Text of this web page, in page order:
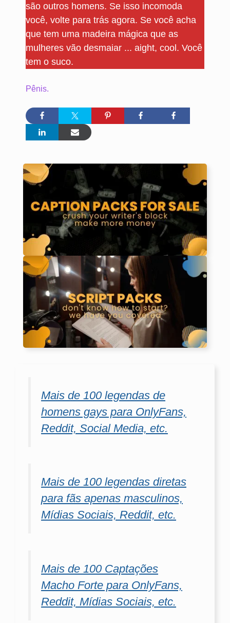
são outros homens. Se isso incomoda
você, volte para trás agora. Se você acha
que tem uma madeira mágica que as
mulheres vão desmaiar ... aight, cool. Você
tem o suco.
Pênis.
Mais de 100 legendas de
homens gays para OnlyFans,
Reddit, Social Media, etc.
Mais de 100 legendas diretas
para fãs apenas masculinos,
Mídias Sociais, Reddit, etc.
Mais de 100 Captações
Macho Forte para OnlyFans,
Reddit, Mídias Sociais, etc.